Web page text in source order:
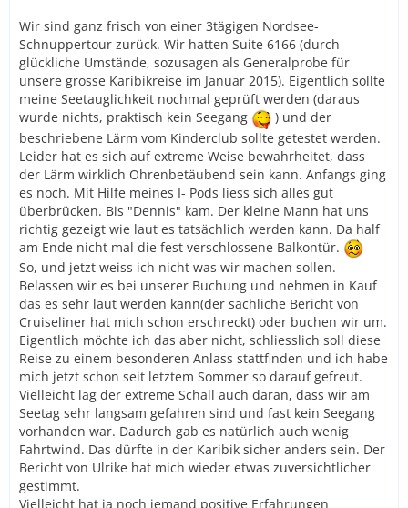
Wir sind ganz frisch von einer 3tägigen Nordsee-
Schnuppertour zurück. Wir hatten Suite 6166 (durch
glückliche Umstände, sozusagen als Generalprobe für
unsere grosse Karibikreise im Januar 2015). Eigentlich sollte
meine Seetauglichkeit nochmal geprüft werden (daraus
wurde nichts, praktisch kein Seegang
) und der
beschriebene Lärm vom Kinderclub sollte getestet werden.
Leider hat es sich auf extreme Weise bewahrheitet, dass
der Lärm wirklich Ohrenbetäubend sein kann. Anfangs ging
es noch. Mit Hilfe meines I- Pods liess sich alles gut
überbrücken. Bis "Dennis" kam. Der kleine Mann hat uns
richtig gezeigt wie laut es tatsächlich werden kann. Da half
am Ende nicht mal die fest verschlossene Balkontür.
So, und jetzt weiss ich nicht was wir machen sollen.
Belassen wir es bei unserer Buchung und nehmen in Kauf
das es sehr laut werden kann(der sachliche Bericht von
Cruiseliner hat mich schon erschreckt) oder buchen wir um.
Eigentlich möchte ich das aber nicht, schliesslich soll diese
Reise zu einem besonderen Anlass stattfinden und ich habe
mich jetzt schon seit letztem Sommer so darauf gefreut.
Vielleicht lag der extreme Schall auch daran, dass wir am
Seetag sehr langsam gefahren sind und fast kein Seegang
vorhanden war. Dadurch gab es natürlich auch wenig
Fahrtwind. Das dürfte in der Karibik sicher anders sein. Der
Bericht von Ulrike hat mich wieder etwas zuversichtlicher
gestimmt.
Vielleicht hat ja noch jemand positive Erfahrungen